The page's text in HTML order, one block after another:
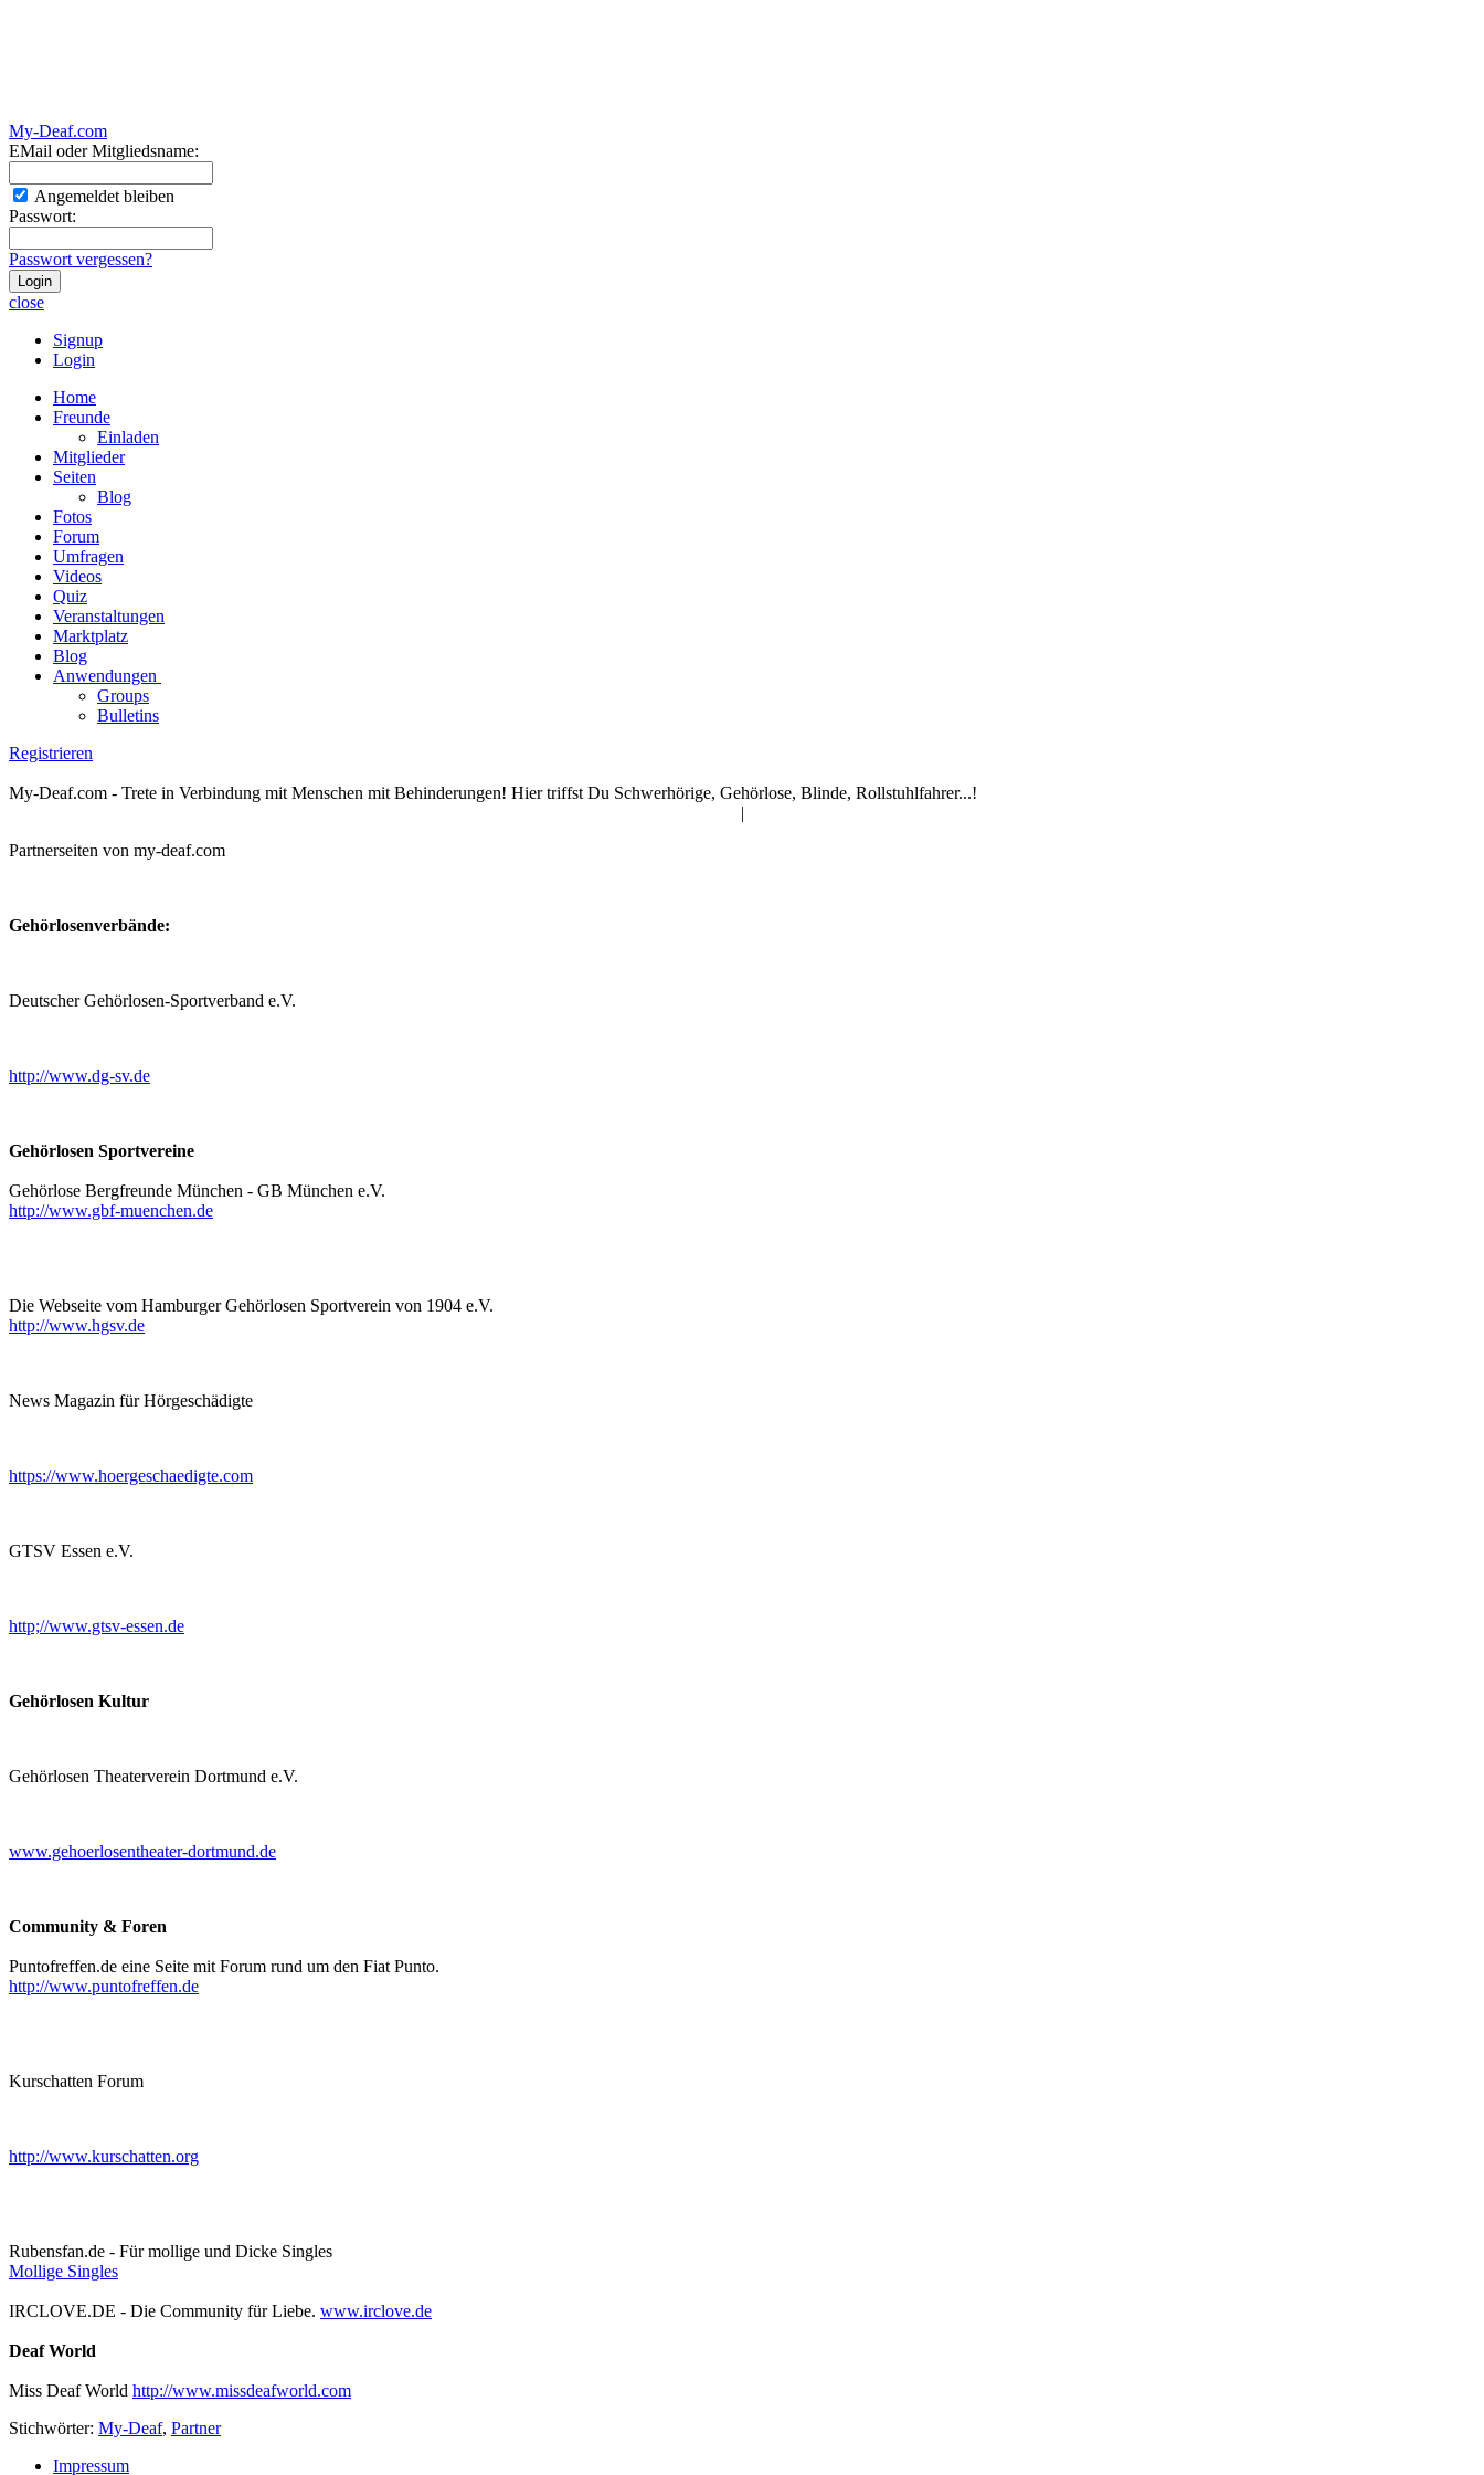
My-Deaf.com
EMail oder Mitgliedsname:
Angemeldet bleiben
Passwort:
Passwort vergessen?
close
Signup
Login
Home
Freunde
Einladen
Mitglieder
Seiten
Blog
Fotos
Forum
Umfragen
Videos
Quiz
Veranstaltungen
Marktplatz
Blog
Anwendungen
Groups
Bulletins
Registrieren
My-Deaf.com - Trete in Verbindung mit Menschen mit Behinderungen! Hier triffst Du Schwerhörige, Gehörlose, Blinde, Rollstuhlfahrer...!
|
Partnerseiten von my-deaf.com
Gehörlosenverbände:
Deutscher Gehörlosen-Sportverband e.V.
http://www.dg-sv.de
Gehörlosen Sportvereine
Gehörlose Bergfreunde München - GB München e.V.
http://www.gbf-muenchen.de
Die Webseite vom Hamburger Gehörlosen Sportverein von 1904 e.V.
http://www.hgsv.de
News Magazin für Hörgeschädigte
https://www.hoergeschaedigte.com
GTSV Essen e.V.
http;//www.gtsv-essen.de
Gehörlosen Kultur
Gehörlosen Theaterverein Dortmund e.V.
www.gehoerlosentheater-dortmund.de
Community & Foren
Puntofreffen.de eine Seite mit Forum rund um den Fiat Punto.
http://www.puntofreffen.de
Kurschatten Forum
http://www.kurschatten.org
Rubensfan.de - Für mollige und Dicke Singles
Mollige Singles
IRCLOVE.DE - Die Community für Liebe. www.irclove.de
Deaf World
Miss Deaf World http://www.missdeafworld.com
Stichwörter: My-Deaf, Partner
Impressum